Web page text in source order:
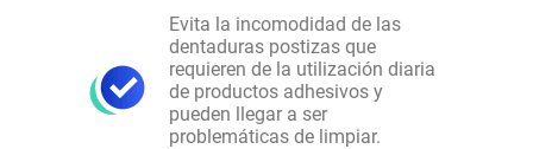
Evita la incomodidad de las
dentaduras postizas que
requieren de la utilización diaria
de productos adhesivos y
pueden llegar a ser
problemáticas de limpiar.